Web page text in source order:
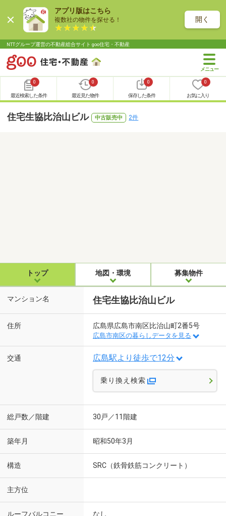
アプリ版はこちら
複数社の物件を探せる！ 開く
NTTグループ運営の不動産総合サイト goo住宅・不動産
0
最近検索した条件
0
最近見た物件
0
保存した条件
0
お気に入り
住宅生協比治山ビル 中古販売中 2件
トップ 地図・環境 募集物件
マンション名 住宅生協比治山ビル
住所 広島県広島市南区比治山町2番5号
広島市南区の暮らしデータを見る
交通 広島駅より徒歩で12分
乗り換え検索
総戸数／階建 30戸／11階建
築年月 昭和50年3月
構造 SRC（鉄骨鉄筋コンクリート）
主方位
ルーフバルコニー なし